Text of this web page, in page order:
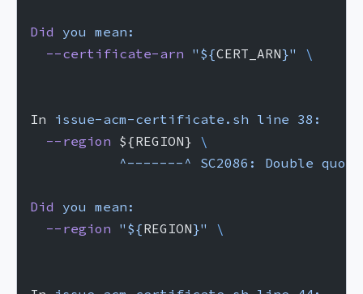
Did you mean:
  --certificate-arn
"${CERT_ARN}" \
In issue-acm-certificate.sh line 38:
  --region
${REGION} \
           ^-------^
SC2086: Double quote
Did you mean:
  --region
"${REGION}" \